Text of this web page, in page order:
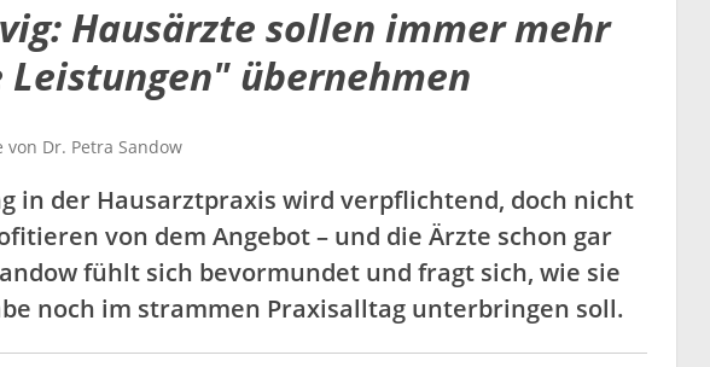
Hausärzte sollen immer mehr
übernehmen
von Dr. Petra Sandow
in der Hausarztpraxis wird verpflichtend, doch nicht
von dem Angebot – und die Ärzte schon gar
fühlt sich bevormundet und fragt sich, wie sie
noch im strammen Praxisalltag unterbringen soll.